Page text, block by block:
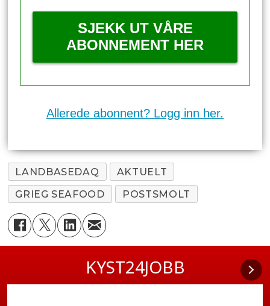
SJEKK UT VÅRE
ABONNEMENT HER
Allerede abonnent? Logg inn her.
LANDBASEDAQ
AKTUELT
GRIEG SEAFOOD
POSTSMOLT
KYST24JOBB